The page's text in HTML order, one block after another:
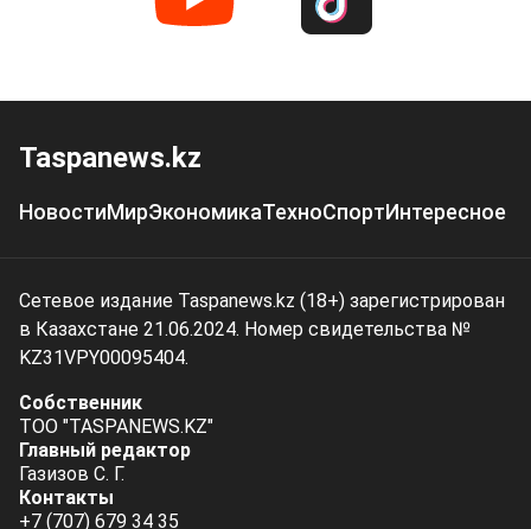
Taspanews.kz
НовостиМирЭкономикаТехноСпортИнтересное
Сетевое издание Taspanews.kz (18+) зарегистрирован
в Казахстане 21.06.2024. Номер свидетельства №
KZ31VPY00095404.
Собственник
ТОО "TASPANEWS.KZ"
Главный редактор
Газизов С. Г.
Контакты
+7 (707) 679 34 35